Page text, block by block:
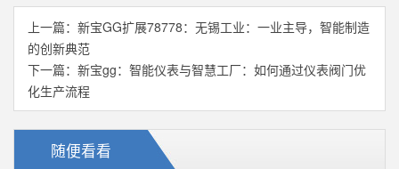
上一篇： 新宝GG扩展78778：无锡工业：一业主导，智能制造
的创新典范
下一篇： 新宝gg：智能仪表与智慧工厂：如何通过仪表阀门优
化生产流程
随便看看